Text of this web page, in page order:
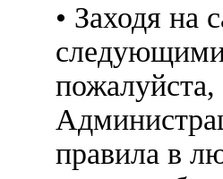
• Заходя на
правила в